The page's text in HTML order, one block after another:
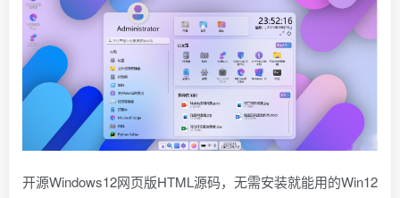
开源Windows12网页版HTML源码，无需安装就能用的Win12